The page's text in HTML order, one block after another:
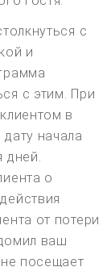
с
и
с этим. При
в
начала
дней.
о
от потери
ваш
посещает